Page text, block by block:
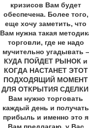
кризисов Вам будет
обеспечена. Более того,
еще хочу заметить, что
Вам нужна такая
торговли, где не надо
мучительно угадывать –
КУДА ПОЙДЕТ РЫНОК и
КОГДА НАСТАНЕТ ЭТОТ
ПОДХОДЯЩИЙ МОМЕНТ
ДЛЯ ОТКРЫТИЯ
Вам нужно торговать
каждый день и получать
прибыль и именно это я
Вам предлагаю, у Вас